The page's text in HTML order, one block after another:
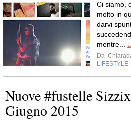
Ci siamo,
molto in
darvi
mentre...
Da
LIFESTYLE
Nuove #fustelle
Giugno 2015